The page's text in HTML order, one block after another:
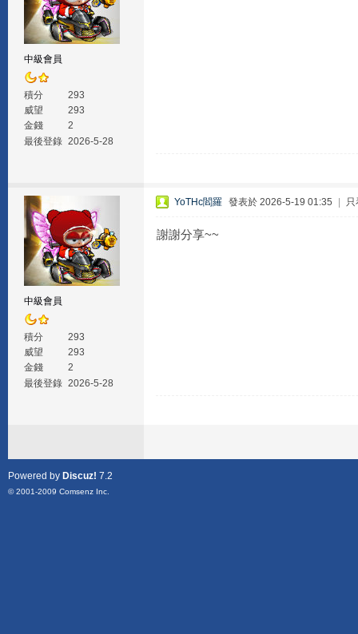
中級會員
積分
293
威望
293
金錢
2
最後登錄 2026-5-28
中級會員
積分
293
威望
293
金錢
2
最後登錄 2026-5-28
YoTHc閻羅 發表於 2026-5-19 01:35 只
謝謝分享~~
Powered by Discuz! 7.2
© 2001-2009 Comsenz Inc.